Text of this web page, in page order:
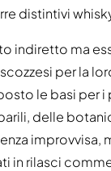
distintivi
indiretto ma
per la
le basi per
delle
improvvisa,
in rilasci